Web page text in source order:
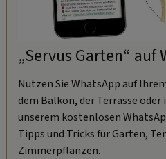
„Servus Garten“ auf
Nutzen Sie WhatsApp auf
dem Balkon, der Terrasse
unserem kostenlosen
Tipps und Tricks für Garten,
Zimmerpflanzen.